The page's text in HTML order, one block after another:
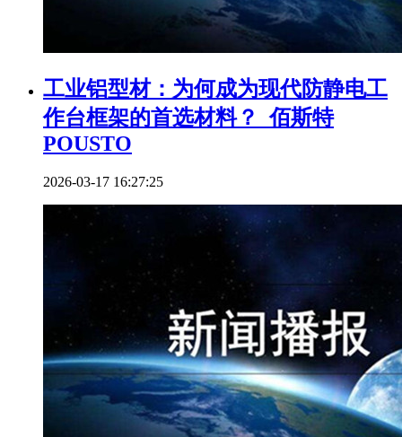
工业铝型材：为何成为现代防静电工
作台框架的首选材料？_佰斯特
POUSTO
2026-03-17 16:27:25